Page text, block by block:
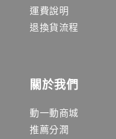
運費說明
退換貨流程
關於我們
動一動商城
推薦分潤